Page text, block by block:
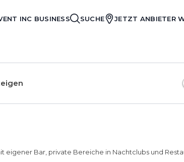
INC BUSINESS SUCHE JETZT ANBIETER
eigener Bar, private Bereiche in Nachtclubs und